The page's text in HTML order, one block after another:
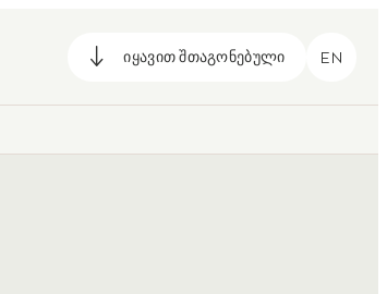
იყავით შთაგონებული EN